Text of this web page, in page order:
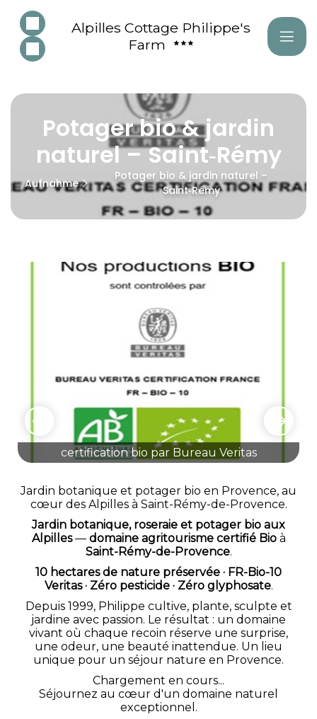
Alpilles Cottage Philippe's
Farm
Potager bio & jardin
naturel – Saint‑Rémy
Aufnahme
Potager bio & jardin naturel –
Saint‑Rémy
certification bio par Bureau Veritas
Jardin botanique et potager bio en Provence, au
cœur des Alpilles à Saint-Rémy-de-Provence.
Jardin botanique, roseraie et potager bio aux
Alpilles— domaine agritourisme certifié Bioà
Saint-Rémy-de-Provence.
10 hectares de nature préservée · FR-Bio-10
Veritas · Zéro pesticide · Zéro glyphosate.
Depuis 1999, Philippe cultive, plante, sculpte et
jardine avec passion. Le résultat : un domaine
vivant où chaque recoin réserve une surprise,
une odeur, une beauté inattendue. Un lieu
unique pour un séjour nature en Provence.
Chargement en cours...
Séjournez au cœur d'un domaine naturel
exceptionnel.